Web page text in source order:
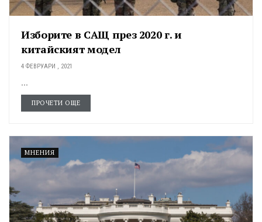
Изборите в САЩ през 2020 г. и
китайският модел
4 ФЕВРУАРИ , 2021
ПРОЧЕТИ ОЩЕ
МНЕНИЯ